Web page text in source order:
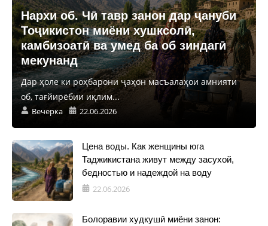
Нархи об. Чӣ тавр занон дар ҷануби
Тоҷикистон миёни хушксолӣ,
камбизоатӣ ва умед ба об зиндагӣ
мекунанд
Дар ҳоле ки роҳбарони ҷаҳон масъалаҳои амнияти
об, тағйирёбии иқлим...
Вечерка 22.06.2026
Цена воды. Как женщины юга
Таджикистана живут между засухой,
бедностью и надеждой на воду
22.06.2026
Болоравии худкушӣ миёни занон: